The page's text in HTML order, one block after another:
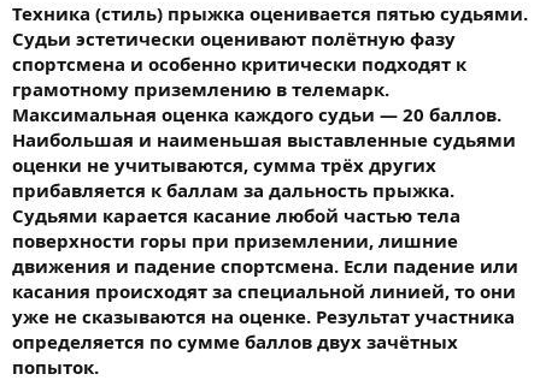
Техника (стиль) прыжка оценивается пятью судьями.
Судьи эстетически оценивают полётную фазу
спортсмена и особенно критически подходят к
грамотному приземлению в телемарк.
Максимальная оценка каждого судьи — 20 баллов.
Наибольшая и наименьшая выставленные судьями
оценки не учитываются, сумма трёх других
прибавляется к баллам за дальность прыжка.
Судьями карается касание любой частью тела
поверхности горы при приземлении, лишние
движения и падение спортсмена. Если падение или
касания происходят за специальной линией, то они
уже не сказываются на оценке. Результат участника
определяется по сумме баллов двух зачётных
попыток.